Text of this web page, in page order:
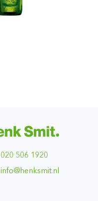
020 506 1920
ln.timskneh@ofni